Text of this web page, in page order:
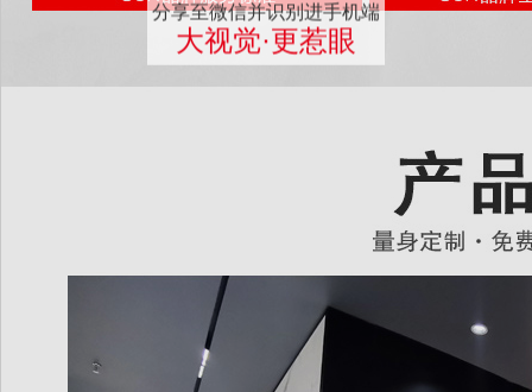
分享至微信并识别进手机端
大视觉·更惹眼